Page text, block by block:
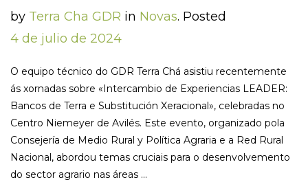
by Terra Cha GDR in Novas. Posted
4 de julio de 2024
O equipo técnico do GDR Terra Chá asistiu recentemente
ás xornadas sobre «Intercambio de Experiencias LEADER:
Bancos de Terra e Substitución Xeracional», celebradas no
Centro Niemeyer de Avilés. Este evento, organizado pola
Consejería de Medio Rural y Política Agraria e a Red Rural
Nacional, abordou temas cruciais para o desenvolvemento
do sector agrario nas áreas ...